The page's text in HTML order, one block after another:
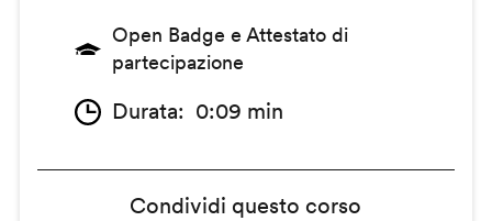
Open Badge e Attestato di
partecipazione
Durata 0:09 min
Condividi questo corso